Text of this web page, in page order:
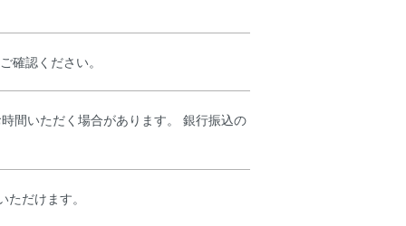
確認ください。
間いただく場合があります。 銀行振込の
ただけます。